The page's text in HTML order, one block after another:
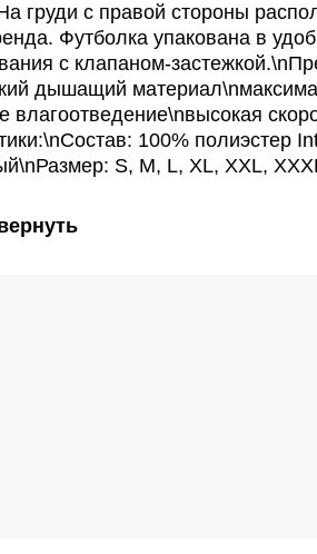
груди с правой стороны
Футболка упакована в
с клапаном-
дышащий
влагоотведение\nвысокая
100% полиэстер
S, M, L, XL, XXL,